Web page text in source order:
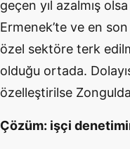
geçen yıl azalmış
Ermenek’te ve en
özel sektöre terk
olduğu ortada.
özelleştirilse
Çözüm: işçi